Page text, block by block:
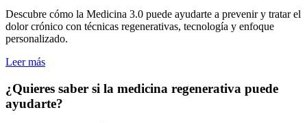
Descubre cómo la Medicina 3.0 puede ayudarte a prevenir y tratar el
dolor crónico con técnicas regenerativas, tecnología y enfoque
personalizado.
Leer más
¿Quieres saber si la medicina regenerativa puede
ayudarte?